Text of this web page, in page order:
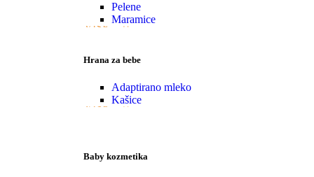
Pelene
Maramice
VIŠE
Hrana za bebe
Adaptirano mleko
Kašice
VIŠE
Baby kozmetika